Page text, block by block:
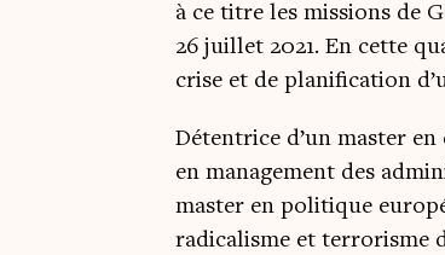
à ce titre les missions de
26 juillet 2021. En cette
crise et de planification
Détentrice d’un master
en management des
master en politique
radicalisme et terrorisme